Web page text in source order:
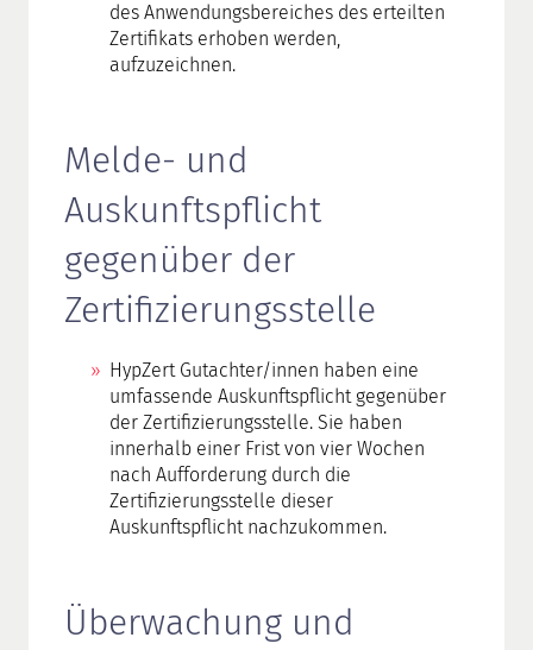
des Anwendungsbereiches des erteilten
Zertifikats erhoben werden,
aufzuzeichnen.
Melde- und
Auskunftspflicht
gegenüber der
Zertifizierungsstelle
HypZert Gutachter/innen haben eine
umfassende Auskunftspflicht gegenüber
der Zertifizierungsstelle. Sie haben
innerhalb einer Frist von vier Wochen
nach Aufforderung durch die
Zertifizierungsstelle dieser
Auskunftspflicht nachzukommen.
Überwachung und